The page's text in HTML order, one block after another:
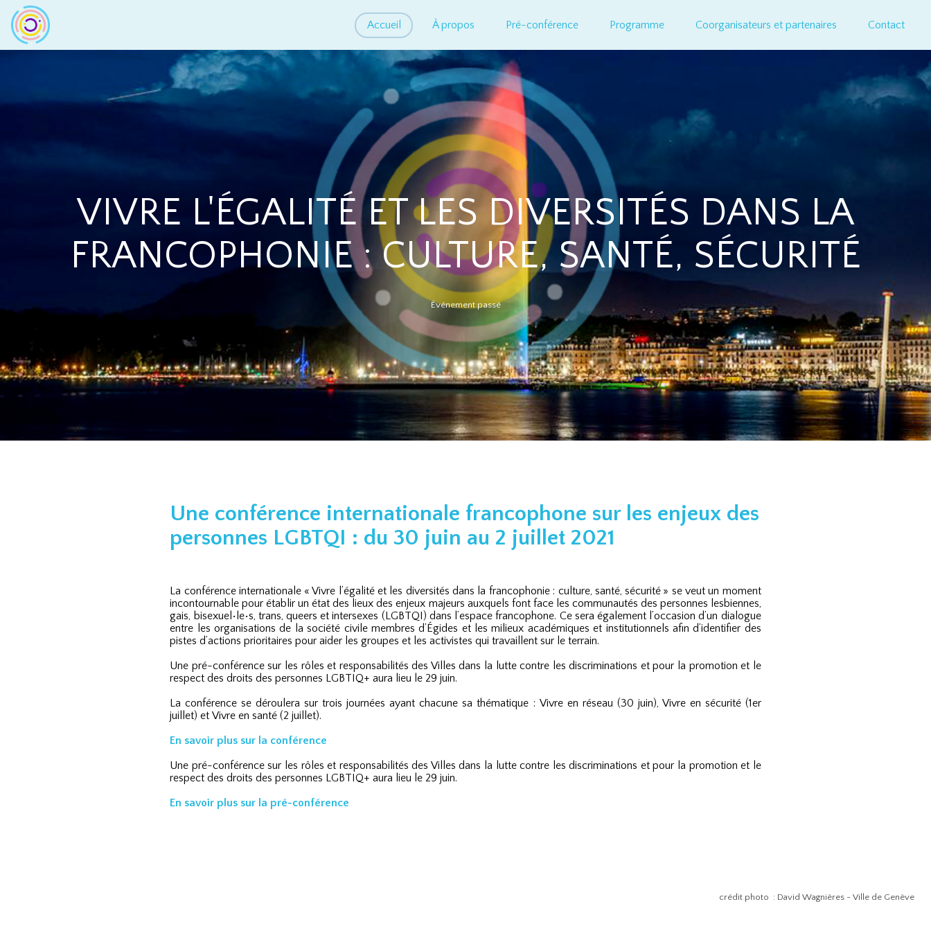
Accueil À propos Pré-conférence Programme Coorganisateurs et partenaires Contact
VIVRE L'ÉGALITÉ ET LES DIVERSITÉS DANS LA
FRANCOPHONIE : CULTURE, SANTÉ, SÉCURITÉ
Événement passé
Une conférence internationale francophone sur les enjeux des
personnes LGBTQI : du 30 juin au 2 juillet 2021
La conférence internationale « Vivre l’égalité et les diversités dans la francophonie : culture, santé, sécurité » se veut un moment
incontournable pour établir un état des lieux des enjeux majeurs auxquels font face les communautés des personnes lesbiennes,
gais, bisexuel•le•s, trans, queers et intersexes (LGBTQI) dans l’espace francophone. Ce sera également l’occasion d’un dialogue
entre les organisations de la société civile membres d’Égides et les milieux académiques et institutionnels afin d’identifier des
pistes d’actions prioritaires pour aider les groupes et les activistes qui travaillent sur le terrain.
Une pré-conférence sur les rôles et responsabilités des Villes dans la lutte contre les discriminations et pour la promotion et le
respect des droits des personnes LGBTIQ+ aura lieu le 29 juin.
La conférence se déroulera sur trois journées ayant chacune sa thématique : Vivre en réseau (30 juin), Vivre en sécurité (1er
juillet) etVivre en santé (2 juillet).
En savoir plus sur la conférence
Une pré-conférence sur les rôles et responsabilités des Villes dans la lutte contre les discriminations et pour la promotion et le
respect des droits des personnes LGBTIQ+ aura lieu le 29 juin.
En savoir plus sur la pré-conférence
crédit photo : David Wagnières - Ville de Genève